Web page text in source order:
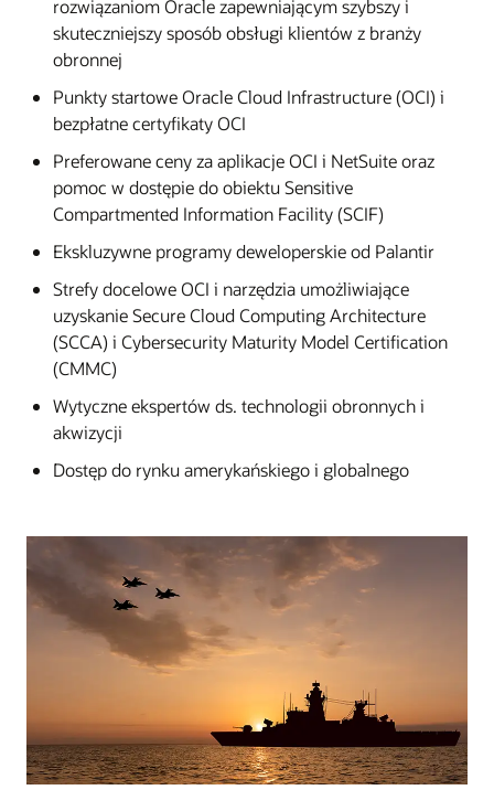
rozwiązaniom Oracle zapewniającym szybszy i
skuteczniejszy sposób obsługi klientów z branży
obronnej
Punkty startowe Oracle Cloud Infrastructure (OCI) i
bezpłatne certyfikaty OCI
Preferowane ceny za aplikacje OCI i NetSuite oraz
pomoc w dostępie do obiektu Sensitive
Compartmented Information Facility (SCIF)
Ekskluzywne programy deweloperskie od Palantir
Strefy docelowe OCI i narzędzia umożliwiające
uzyskanie Secure Cloud Computing Architecture
(SCCA) i Cybersecurity Maturity Model Certification
(CMMC)
Wytyczne ekspertów ds. technologii obronnych i
akwizycji
Dostęp do rynku amerykańskiego i globalnego